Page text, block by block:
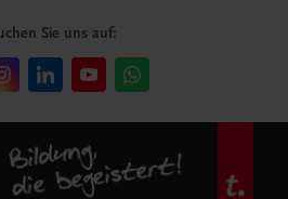
Sie uns auf: